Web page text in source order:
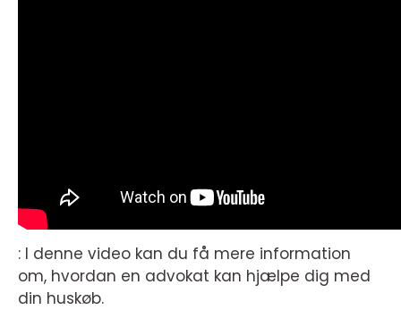
: I denne video kan du få mere information
om, hvordan en advokat kan hjælpe dig med
din huskøb.